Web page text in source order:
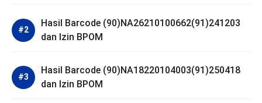
Hasil Barcode (90)NA26210100662(91)241203
dan Izin BPOM
Hasil Barcode (90)NA18220104003(91)250418
dan Izin BPOM